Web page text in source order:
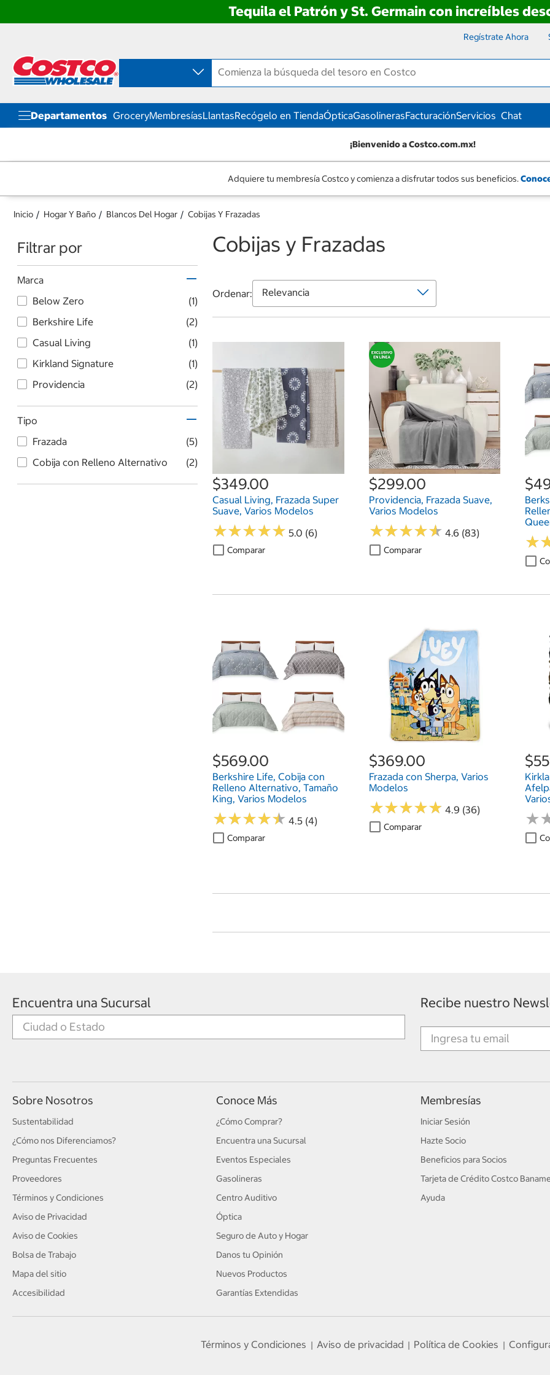
Tequila el Patrón y St. Germain con increíbles
contenido
menú
navegación
Regístrate Ahora
Departamentos GroceryMembresíasLlantasRecógelo en TiendaÓpticaGasolinerasFacturaciónServicios Chat
¡Bienvenido a Costco.com.mx!
Adquiere tu membresía Costco y comienza a disfrutar todos sus beneficios.
Inicio Hogar Y Baño Blancos Del Hogar Cobijas Y Frazadas
Filtrar por
Marca
Below Zero
(1)
Berkshire Life
(2)
Casual Living
(1)
Kirkland Signature
(1)
Providencia
(2)
Tipo
Frazada
(5)
Cobija con Relleno Alternativo
(2)
Cobijas y Frazadas
Ordenar:
$349.00
Casual Living, Frazada Super
Suave, Varios Modelos
★★★★★
★★★★★ 5.0 (6)
Comparar
$299.00
Providencia, Frazada Suave,
Varios Modelos
★★★★★
★★★★★ 4.6 (83)
Comparar ★
★
$569.00
Berkshire Life, Cobija con
Relleno Alternativo, Tamaño
King, Varios Modelos
★★★★★
★★★★★ 4.5 (4)
Comparar
$369.00
Frazada con Sherpa, Varios
Modelos
★★★★★
★★★★★ 4.9 (36)
Comparar ★
★
Encuentra una Sucursal Recibe nuestro
Sobre Nosotros
Sustentabilidad
¿Cómo nos Diferenciamos?
Preguntas Frecuentes
Proveedores
Términos y Condiciones
Aviso de Privacidad
Aviso de Cookies
Bolsa de Trabajo
Mapa del sitio
Accesibilidad
Conoce Más
¿Cómo Comprar?
Encuentra una Sucursal
Eventos Especiales
Gasolineras
Centro Auditivo
Óptica
Seguro de Auto y Hogar
Danos tu Opinión
Nuevos Productos
Garantías Extendidas
Membresías
Iniciar Sesión
Hazte Socio
Beneficios para Socios
Tarjeta de Crédito Costco
Ayuda
Términos y Condiciones | Aviso de privacidad | Política de Cookies |